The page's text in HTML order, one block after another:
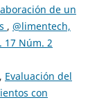
de un
, @limentech,
17 Núm. 2
Evaluación del
con